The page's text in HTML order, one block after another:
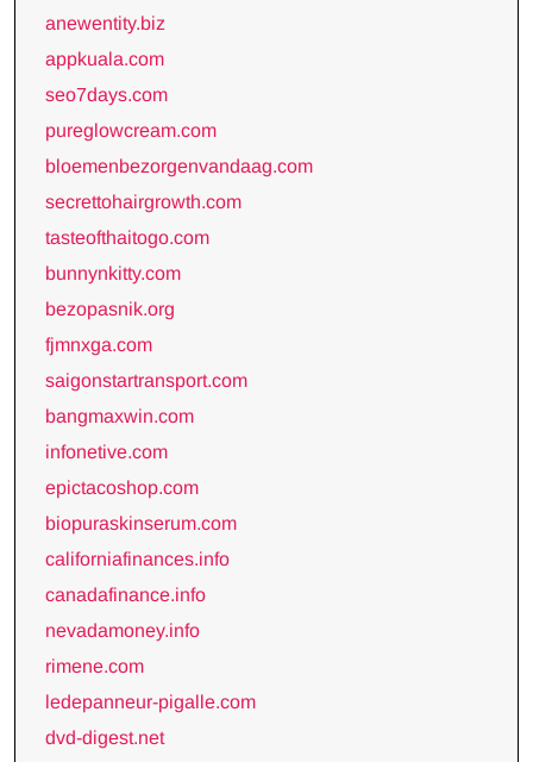
anewentity.biz
appkuala.com
seo7days.com
pureglowcream.com
bloemenbezorgenvandaag.com
secrettohairgrowth.com
tasteofthaitogo.com
bunnynkitty.com
bezopasnik.org
fjmnxga.com
saigonstartransport.com
bangmaxwin.com
infonetive.com
epictacoshop.com
biopuraskinserum.com
californiafinances.info
canadafinance.info
nevadamoney.info
rimene.com
ledepanneur-pigalle.com
dvd-digest.net